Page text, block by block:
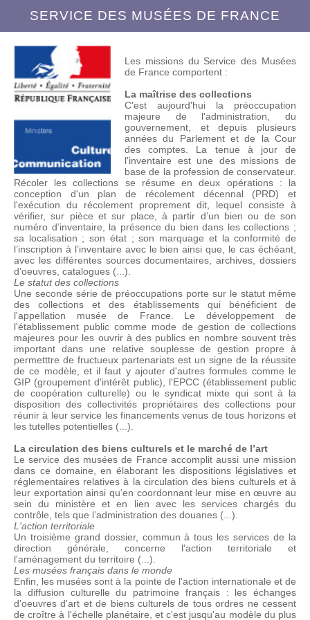
SERVICE DES MUSÉES DE FRANCE
Les missions du Service des Musées
de France comportent :
La maîtrise des collections
C'est aujourd'hui la préoccupation
majeure de l'administration, du
gouvernement, et depuis plusieurs
années du Parlement et de la Cour
des comptes. La tenue à jour de
l'inventaire est une des missions de
base de la profession de conservateur.
Récoler les collections se résume en deux opérations : la
conception d'un plan de récolement décennal (PRD) et
l'exécution du récolement proprement dit, lequel consiste à
vérifier, sur pièce et sur place, à partir d’un bien ou de son
numéro d’inventaire, la présence du bien dans les collections ;
sa localisation ; son état ; son marquage et la conformité de
l’inscription à l’inventaire avec le bien ainsi que, le cas échéant,
avec les différentes sources documentaires, archives, dossiers
d’oeuvres, catalogues (...).
Le statut des collections
Une seconde série de préoccupations porte sur le statut même
des collections et des établissements qui bénéficient de
l'appellation musée de France. Le développement de
l'établissement public comme mode de gestion de collections
majeures pour les ouvrir à des publics en nombre souvent très
important dans une relative souplesse de gestion propre à
permetttre de fructueux partenariats est un signe de la réussite
de ce modèle, et il faut y ajouter d'autres formules comme le
GIP (groupement d'intérêt public), l'EPCC (établissement public
de coopération culturelle) ou le syndicat mixte qui sont à la
disposition des collectivités propriétaires des collections pour
réunir à leur service les financements venus de tous horizons et
les tutelles potentielles (...).
La circulation des biens culturels et le marché de l’art
Le service des musées de France accomplit aussi une mission
dans ce domaine, en élaborant les dispositions législatives et
réglementaires relatives à la circulation des biens culturels et à
leur exportation ainsi qu’en coordonnant leur mise en œuvre au
sein du ministère et en lien avec les services chargés du
contrôle, tels que l’administration des douanes (...).
L'action territoriale
Un troisième grand dossier, commun à tous les services de la
direction générale, concerne l'action territoriale et
l'aménagement du territoire (...).
Les musées français dans le monde
Enfin, les musées sont à la pointe de l'action internationale et de
la diffusion culturelle du patrimoine français : les échanges
d'oeuvres d'art et de biens culturels de tous ordres ne cessent
de croître à l'échelle planétaire, et c'est jusqu'au modèle du plus